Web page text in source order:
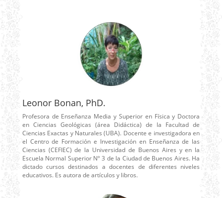
Leonor Bonan, PhD.
Profesora de Enseñanza Media y Superior en Física y Doctora
en Ciencias Geológicas (área Didáctica) de la Facultad de
Ciencias Exactas y Naturales (UBA). Docente e investigadora en
el Centro de Formación e Investigación en Enseñanza de las
Ciencias (CEFIEC) de la Universidad de Buenos Aires y en la
Escuela Normal Superior Nº 3 de la Ciudad de Buenos Aires. Ha
dictado cursos destinados a docentes de diferentes niveles
educativos. Es autora de artículos y libros.